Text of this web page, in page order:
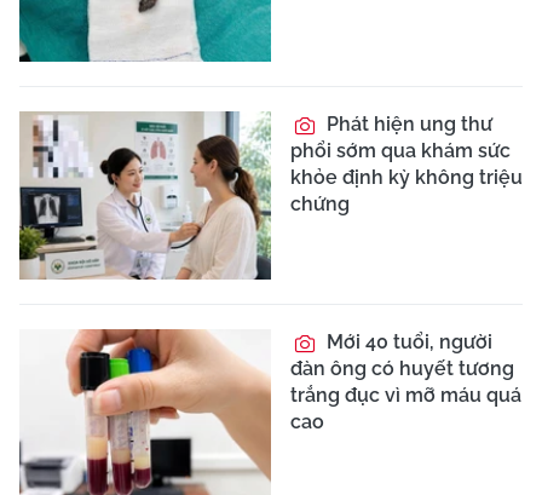
Phát hiện ung thư
phổi sớm qua khám sức
khỏe định kỳ không triệu
chứng
Mới 40 tuổi, người
đàn ông có huyết tương
trắng đục vì mỡ máu quá
cao